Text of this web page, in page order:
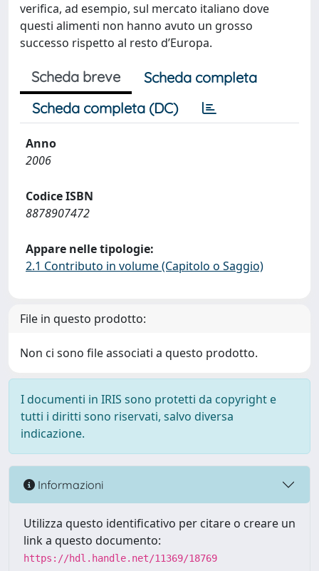
verifica, ad esempio, sul mercato italiano dove
questi alimenti non hanno avuto un grosso
successo rispetto al resto d’Europa.
Scheda breve
Scheda completa
Scheda completa (DC)
Anno
2006
Codice ISBN
8878907472
Appare nelle tipologie:
2.1 Contributo in volume (Capitolo o Saggio)
File in questo prodotto:
Non ci sono file associati a questo prodotto.
I documenti in IRIS sono protetti da copyright e
tutti i diritti sono riservati, salvo diversa
indicazione.
Informazioni
Utilizza questo identificativo per citare o creare un
link a questo documento:
https://hdl.handle.net/11369/18769